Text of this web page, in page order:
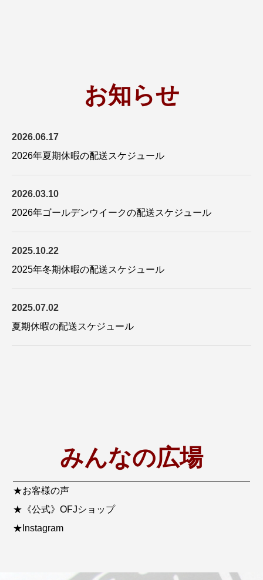
お知らせ
2026.06.17
2026年夏期休暇の配送スケジュール
2026.03.10
2026年ゴールデンウイークの配送スケジュール
2025.10.22
2025年冬期休暇の配送スケジュール
2025.07.02
夏期休暇の配送スケジュール
みんなの広場
★お客様の声
★《公式》OFJショップ
★Instagram